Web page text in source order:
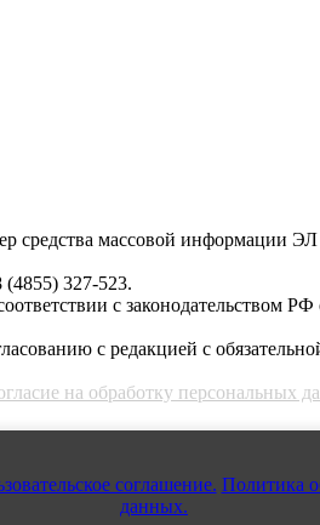
средства массовой информации
327-523.
с законодательством
с редакцией с
на обработку персональных
соглашение. Политика
данных.